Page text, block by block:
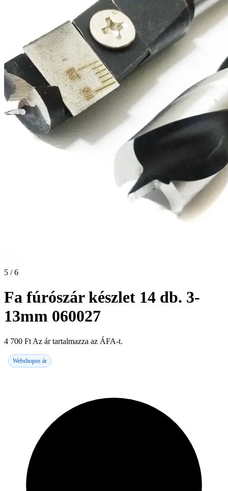
5 / 6
Fa fúrószár készlet 14 db. 3-
13mm 060027
4 700 Ft Az ár tartalmazza az ÁFA-t.
Webshopos ár